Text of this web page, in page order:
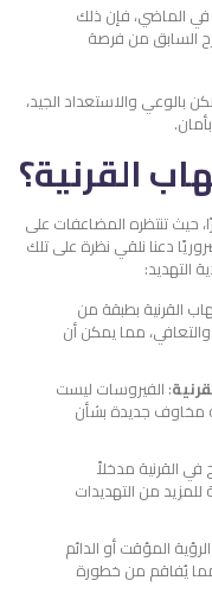
في الماضي، فإن ذلك
السابق من فرصة
بالوعي والاستعداد الجيد،
القرنية؟
حيث تنتظره المضاعفات على
دعنا نلقي نظرة على تلك
التهديد:
القرنية بطبقة من
مما يمكن أن
: الفيروسات ليست
مخاوف جديدة بشأن
في القرنية مدخلاً
من التهديدات
المؤقت أو الدائم
مما يُفاقم من خطورة